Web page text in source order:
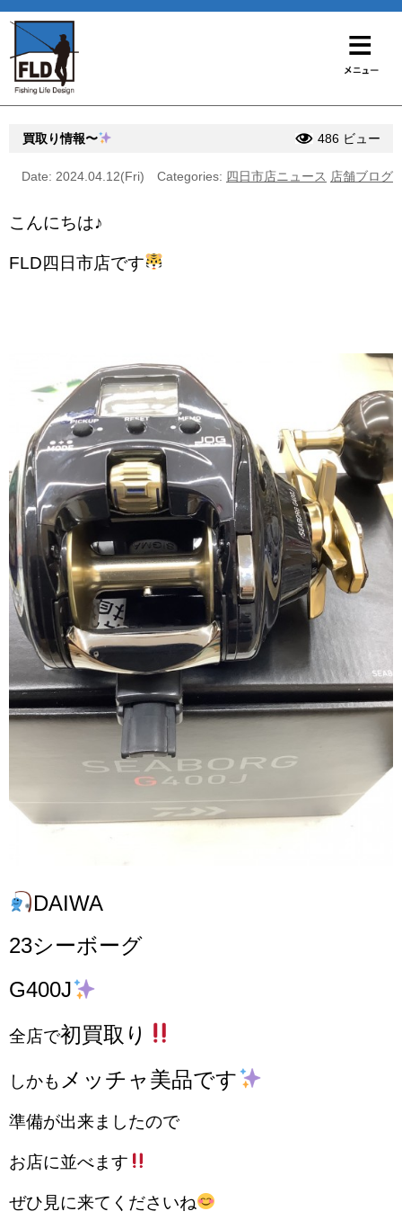
買取り情報〜 486 ビュー
Date: 2024.04.12(Fri) Categories: 四日市店ニュース 店舗ブログ
こんにちは♪
FLD四日市店です
DAIWA
23シーボーグ
G400J
全店で初買取り
しかも メッチャ美品です
準備が出来ましたので
お店に並べます
ぜひ見に来てくださいね